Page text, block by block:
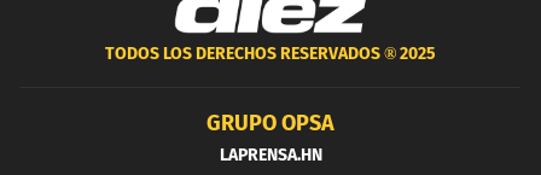
TODOS LOS DERECHOS RESERVADOS ®2025
GRUPO OPSA
LAPRENSA.HN